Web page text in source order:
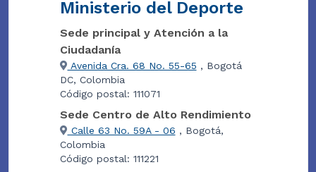
Ministerio del Deporte
Sede principal y Atención a la
Ciudadanía
Avenida Cra. 68 No. 55-65 , Bogotá
DC, Colombia
Código postal: 111071
Sede Centro de Alto Rendimiento
Calle 63 No. 59A - 06 , Bogotá,
Colombia
Código postal: 111221